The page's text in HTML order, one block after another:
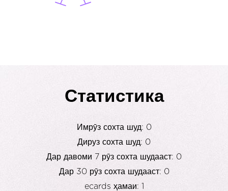
Статистика
Имрӯз сохта шуд: 0
Дируз сохта шуд: 0
Дар давоми 7 рӯз сохта шудааст: 0
Дар 30 рӯз сохта шудааст: 0
ecards ҳамаи: 1